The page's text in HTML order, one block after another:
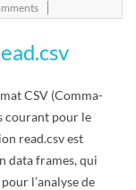
CSV (Comma-
courant pour le
read.csv est
data frames, qui
l’analyse de